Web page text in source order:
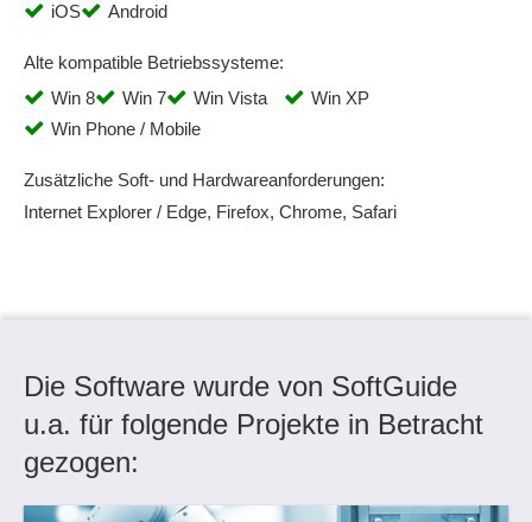
iOS
Android
Alte kompatible Betriebssysteme:
Win 8
Win 7 Win Vista
Win XP
Win Phone / Mobile
Zusätzliche Soft- und Hardwareanforderungen:
Internet Explorer / Edge, Firefox, Chrome, Safari
Die Software wurde von SoftGuide
u.a. für folgende Projekte in Betracht
gezogen: